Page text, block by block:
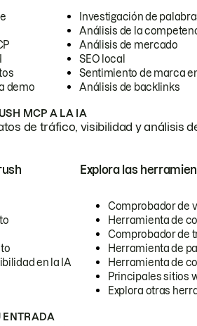
demo
Investigación de
Análisis de la
Análisis de mercado
SEO local
Sentimiento de marca
Análisis de backlinks
MCP A LA IA
de tráfico, visibilidad y análisis
en la IA
Explora las
Comprobador de
Herramienta de
Comprobador de
Herramienta de
Herramienta de
Principales sitios
Explora otras
ENTRADA